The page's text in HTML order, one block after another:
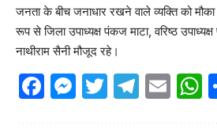
जनता के बीच जनाधार रखने वाले व्यक्ति को मौका
रूप से जिला उपाध्यक्ष पंकज माटा, वरिष्ठ
नाथीराम सैनी मौजूद रहे।
Facebook
Messenger
Twitter